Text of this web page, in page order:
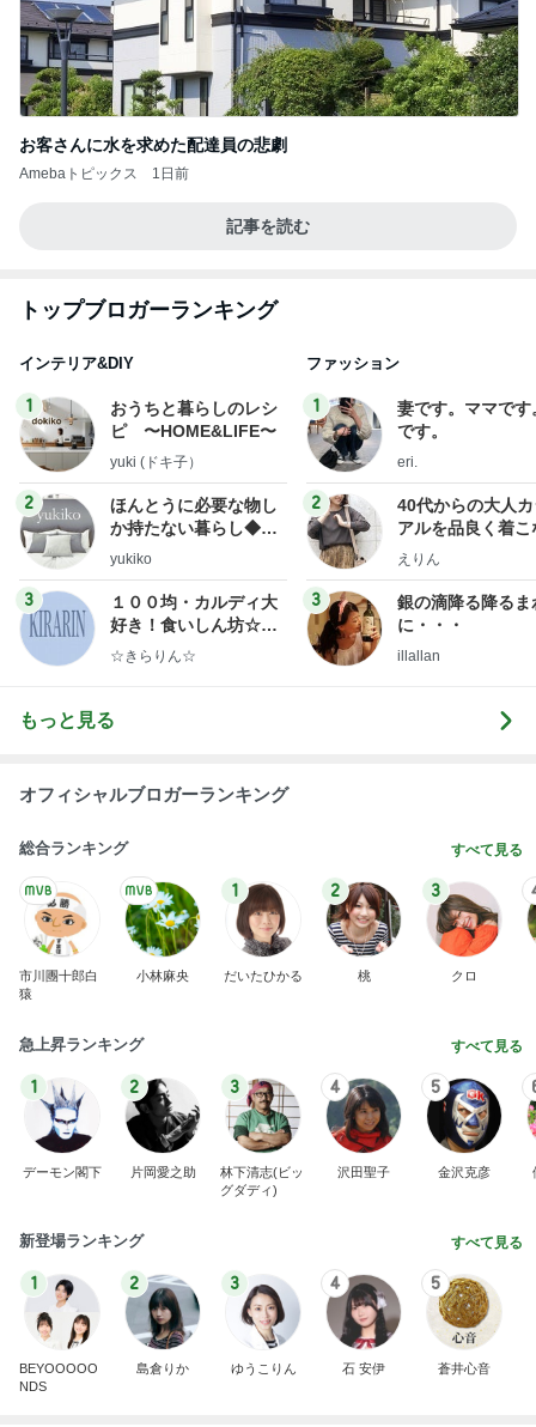
お客さんに水を求めた配達員の悲劇
Amebaトピックス 1日前
記事を読む
トップブロガーランキング
インテリア&DIY
1
おうちと暮らしのレシ
ピ 〜HOME&LIFE〜
yuki (ドキ子）
2
ほんとうに必要な物し
か持たない暮らし◆Ke
ep Life Simple◆〜イ
ンテリアのきろく〜
yukiko
3
１００均・カルディ大
好き！食いしん坊☆き
らりん☆のブログ
☆きらりん☆
ファッション
1
妻です。ママです
です。
eri.
2
40代からの大人
アルを品良く着こ
ファッションブロ
えりん
3
銀の滴降る降るま
に・・・
illallan
もっと見る
オフィシャルブロガーランキング
総合ランキング すべて見る
市川團十郎白
猿
小林麻央
1
だいたひかる
2
桃
3
クロ
急上昇ランキング すべて見る
1
デーモン閣下
2
片岡愛之助
3
林下清志(ビッ
グダディ)
4
沢田聖子
5
金沢克彦
新登場ランキング すべて見る
1
BEYOOOOO
NDS
2
島倉りか
3
ゆうこりん
4
石 安伊
5
蒼井心音